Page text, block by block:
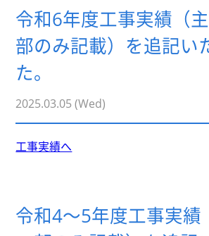
令和6年度工事実績（
部のみ記載）を追記い
た。
2025.03.05 (Wed)
工事実績へ
令和4～5年度工事実績